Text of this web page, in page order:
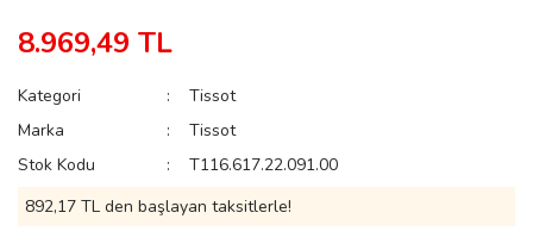
8.969,49 TL
Kategori
Tissot
Marka
Tissot
Stok Kodu
T116.617.22.091.00
892,17 TL den başlayan taksitlerle!